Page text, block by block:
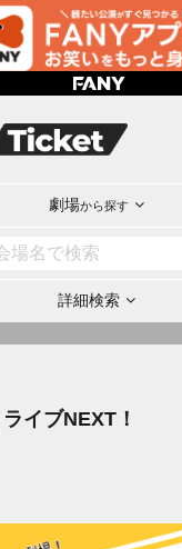
劇場から探す
詳細検索
イブNEXT！